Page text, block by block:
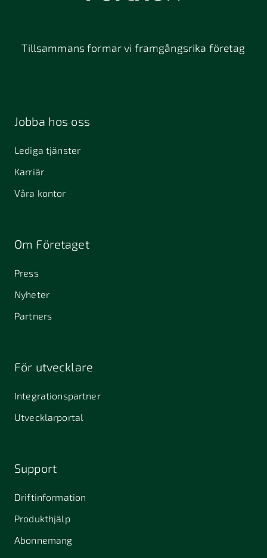
Tillsammans formar vi framgångsrika företag
Jobba hos oss
Lediga tjänster
Karriär
Våra kontor
Om Företaget
Press
Nyheter
Partners
För utvecklare
Integrationspartner
Utvecklarportal
Support
Driftinformation
Produkthjälp
Abonnemang